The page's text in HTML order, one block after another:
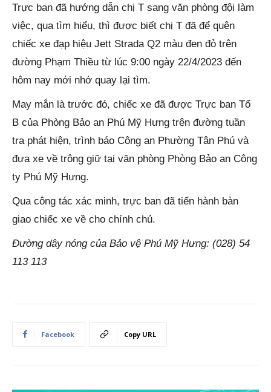
Trực ban đã hướng dẫn chị T sang văn phòng đội làm
việc, qua tìm hiểu, thì được biết chị T đã để quên
chiếc xe đạp hiệu Jett Strada Q2 màu đen đỏ trên
đường Phạm Thiều từ lúc 9:00 ngày 22/4/2023 đến
hôm nay mới nhớ quay lại tìm.
May mắn là trước đó, chiếc xe đã được Trực ban Tổ
B của Phòng Bảo an Phú Mỹ Hưng trên đường tuần
tra phát hiện, trình báo Công an Phường Tân Phú và
đưa xe về trông giữ tại văn phòng Phòng Bảo an Công
ty Phú Mỹ Hưng.
Qua công tác xác minh, trực ban đã tiến hành bàn
giao chiếc xe về cho chính chủ.
Đường dây nóng của Bảo vệ Phú Mỹ Hưng: (028) 54
113 113
Facebook Copy URL